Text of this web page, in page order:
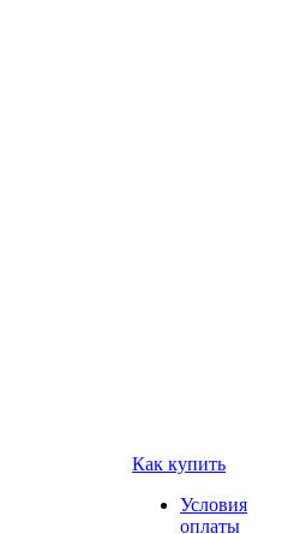
Как купить
Условия
оплаты